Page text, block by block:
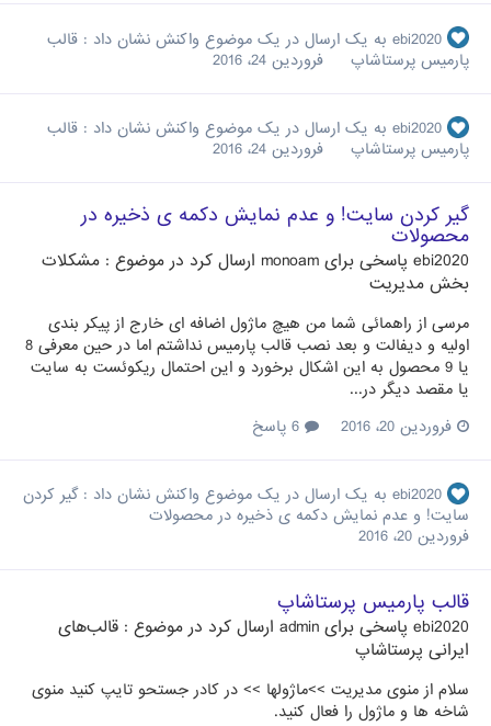
ebi2020 به یک ارسال در یک موضوع واکنش نشان داد : قالب
پارمیس پرستاشاپ
فروردین 24، 2016
ebi2020 به یک ارسال در یک موضوع واکنش نشان داد : قالب
پارمیس پرستاشاپ
فروردین 24، 2016
گیر کردن سایت! و عدم نمایش دکمه ی ذخیره در
محصولات
ebi2020 پاسخی برای monoam ارسال کرد در موضوع : مشکلات
بخش مدیریت
مرسی از راهمائی شما من هیچ ماژول اضافه ای خارج از پیکر بندی
اولیه و دیفالت و بعد نصب قالب پارمیس نداشتم اما در حین معرفی 8
یا 9 محصول به این اشکال برخورد و این احتمال ریکوئست به سایت
یا مقصد دیگر در...
فروردین 20، 2016
ebi2020 به یک ارسال در یک موضوع واکنش نشان داد :گیر کردن
سایت! و عدم نمایش دکمه ی ذخیره در محصولات
فروردین 20، 2016
قالب پارمیس پرستاشاپ
ebi2020 پاسخی برای admin ارسال کرد در موضوع : قالب‌های
ایرانی پرستاشاپ
سلام از منوی مدیریت >>ماژولها >> در کادر جستحو تایپ کنید منوی
شاخه ها و ماژول را فعال کنید.